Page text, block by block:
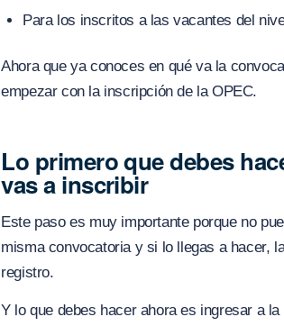
Para los inscritos a las vacantes del
Ahora que ya conoces en qué va la
empezar con la inscripción de la OPEC.
Lo primero que debes
vas a inscribir
Este paso es muy importante porque no
misma convocatoria y si lo llegas a hacer,
registro.
Y lo que debes hacer ahora es ingresar a